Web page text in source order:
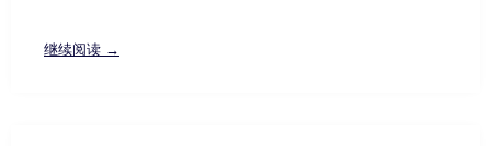
继续阅读 →